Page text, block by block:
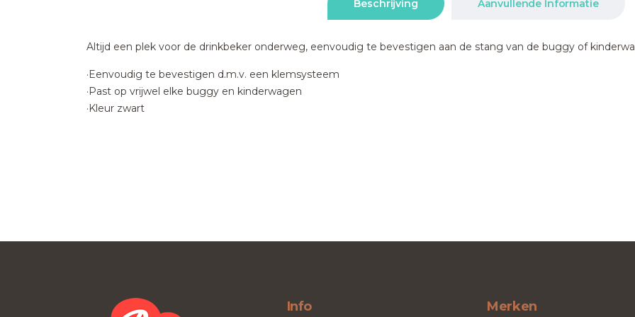
Beschrijving Aanvullende Informatie
Altijd een plek voor de drinkbeker onderweg, eenvoudig te bevestigen aan de stang van de buggy of
·Eenvoudig te bevestigen d.m.v. een klemsysteem
·Past op vrijwel elke buggy en kinderwagen
·Kleur zwart
Info Merken